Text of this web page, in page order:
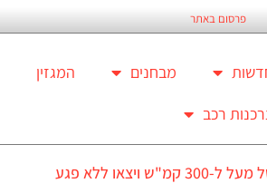
פרסום באתר
מבחנים המגזין
רכב
ללא פגע